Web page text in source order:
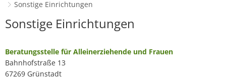
Sonstige Einrichtungen
Sonstige
Sonstige Einrichtungen
Beratungsstelle für Alleinerziehende und Frauen
Bahnhofstraße 13
67269 Grünstadt